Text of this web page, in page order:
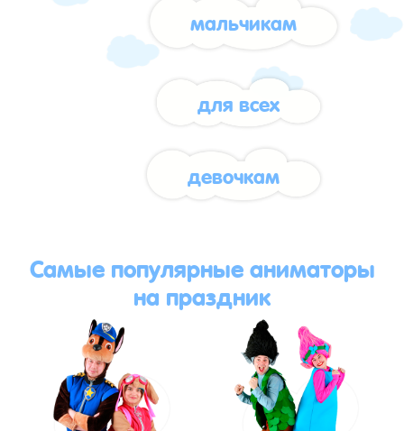
мальчикам
для всех
девочкам
Самые популярные аниматоры
на праздник